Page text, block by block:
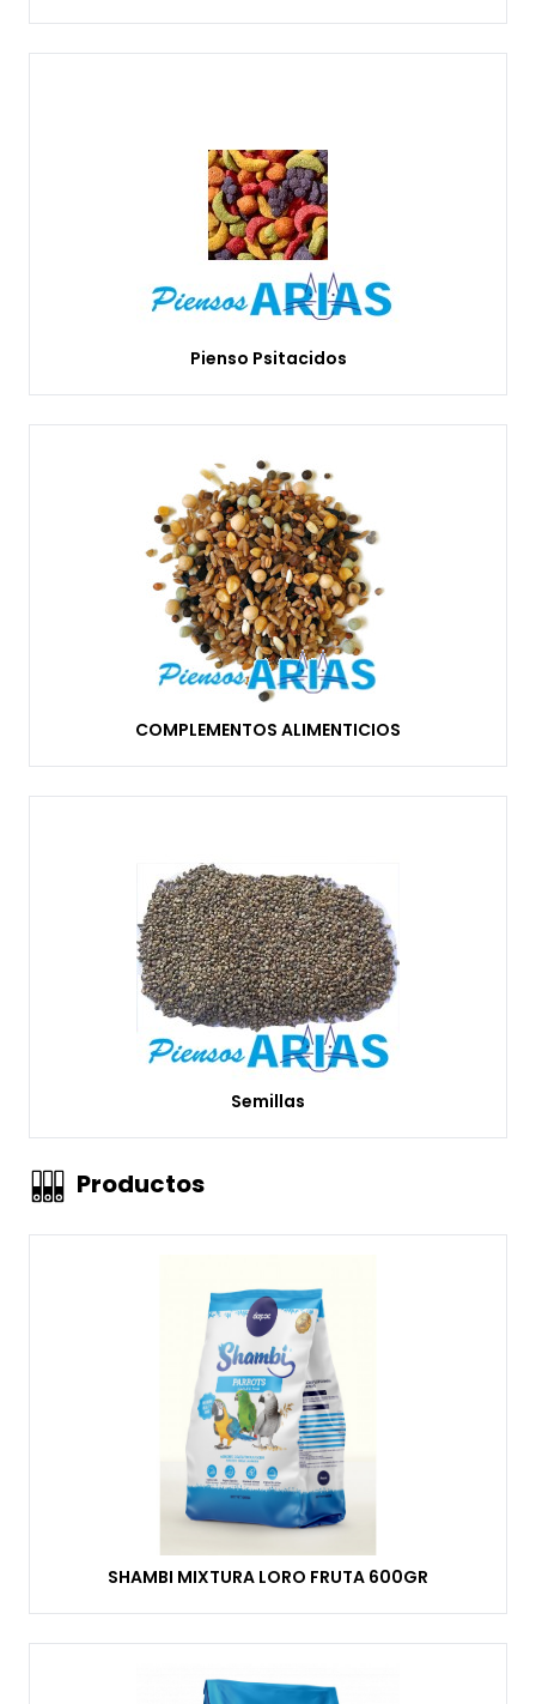
Pienso Psitacidos
COMPLEMENTOS ALIMENTICIOS
Semillas
Productos
SHAMBI MIXTURA LORO FRUTA 600GR